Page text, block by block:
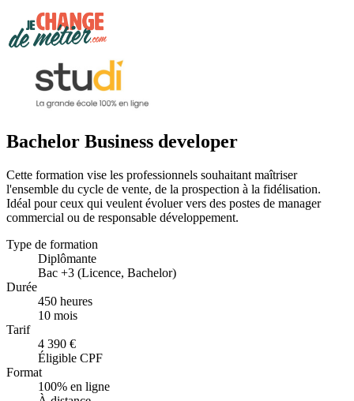
Bachelor Business developer
Cette formation vise les professionnels souhaitant maîtriser
l'ensemble du cycle de vente, de la prospection à la fidélisation.
Idéal pour ceux qui veulent évoluer vers des postes de manager
commercial ou de responsable développement.
Type de formation
Diplômante
Bac +3 (Licence, Bachelor)
Durée
450 heures
10 mois
Tarif
4 390 €
Éligible CPF
Format
100% en ligne